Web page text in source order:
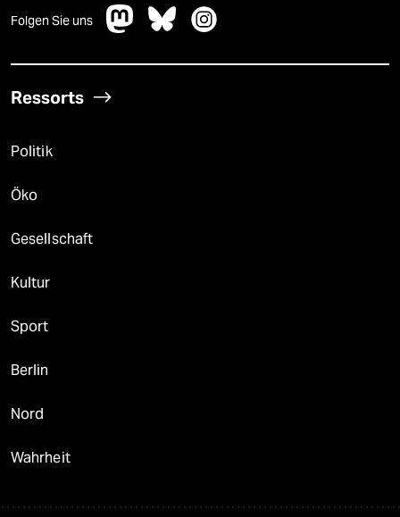
Folgen Sie uns
Ressorts
Politik
Öko
Gesellschaft
Kultur
Sport
Berlin
Nord
Wahrheit